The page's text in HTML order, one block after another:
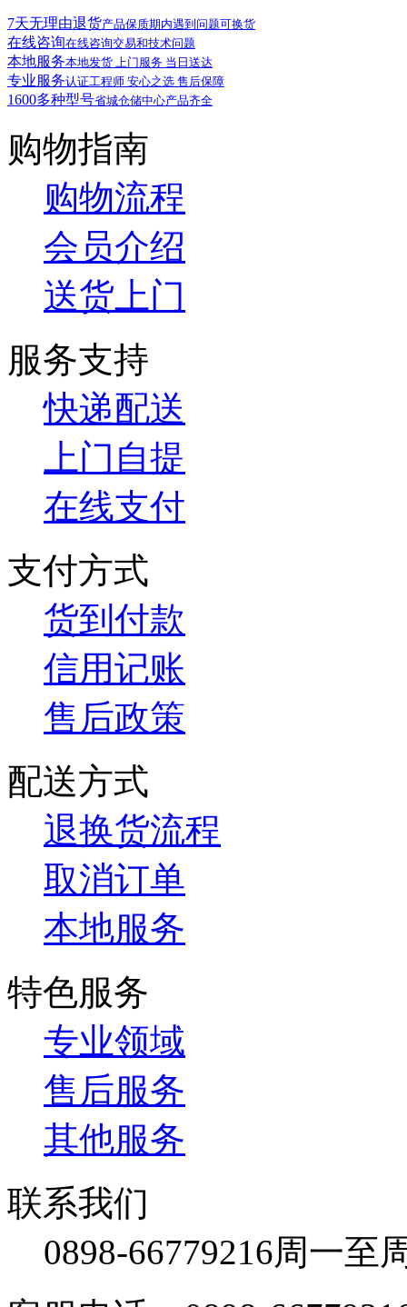
7天无理由退货产品保质期内遇到问题可换货
在线咨询在线咨询交易和技术问题
本地服务本地发货 上门服务 当日送达
专业服务认证工程师 安心之选 售后保障
1600多种型号省城仓储中心产品齐全
购物指南
购物流程
会员介绍
送货上门
服务支持
快递配送
上门自提
在线支付
支付方式
货到付款
信用记账
售后政策
配送方式
退换货流程
取消订单
本地服务
特色服务
专业领域
售后服务
其他服务
联系我们
0898-66779216周一至